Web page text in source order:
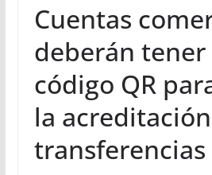
Cuentas
deberán tener
código QR
la
transferencias